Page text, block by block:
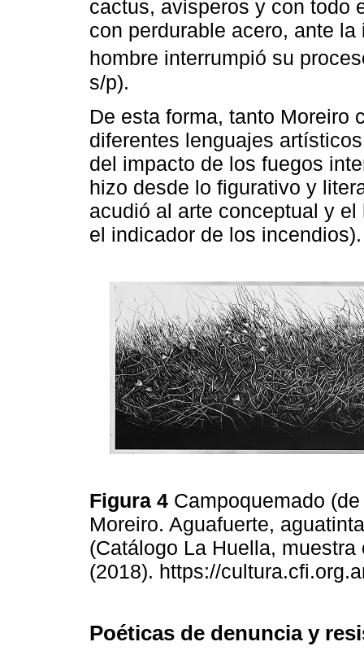
cactus, avisperos y con todo
con perdurable acero, ante
hombre interrumpió su
s/p).
De esta forma, tanto Moreiro
diferentes lenguajes
del impacto de los fuegos
hizo desde lo figurativo y
acudió al arte conceptual y
el indicador de los incendios).
Figura 4 Campoquemado
Moreiro. Aguafuerte,
(Catálogo La Huella,
(2018). https://
Poéticas de denuncia y